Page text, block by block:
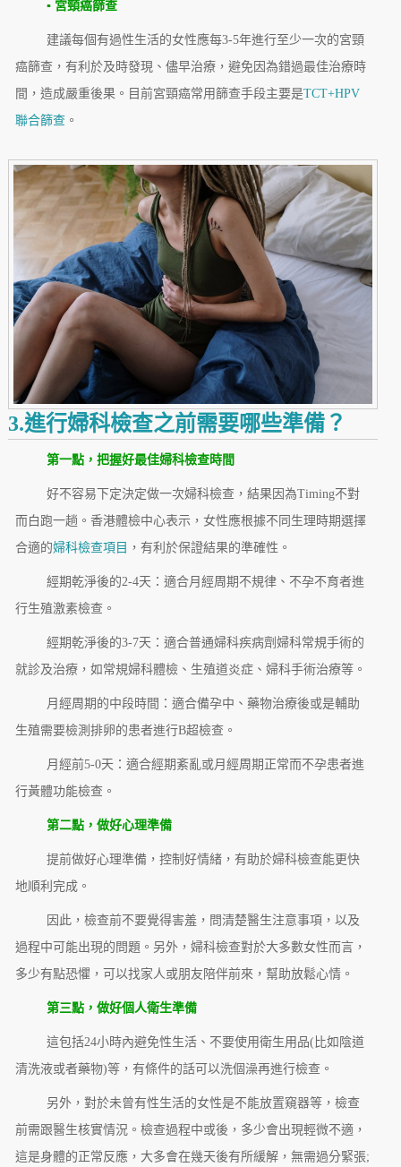
▪ 宮頸癌篩查
建議每個有過性生活的女性應每3-5年進行至少一次的宮頸
癌篩查，有利於及時發現、儘早治療，避免因為錯過最佳治療時
間，造成嚴重後果。目前宮頸癌常用篩查手段主要是TCT+HPV
聯合篩查。
3.進行婦科檢查之前需要哪些準備？
第一點，把握好最佳婦科檢查時間
好不容易下定決定做一次婦科檢查，結果因為Timing不對
而白跑一趟。香港體檢中心表示，女性應根據不同生理時期選擇
合適的婦科檢查項目 ，有利於保證結果的準確性。
經期乾淨後的2-4天：適合月經周期不規律、不孕不育者進
行生殖激素檢查。
經期乾淨後的3-7天：適合普通婦科疾病劑婦科常規手術的
就診及治療，如常規婦科體檢、生殖道炎症、婦科手術治療等。
月經周期的中段時間：適合備孕中、藥物治療後或是輔助
生殖需要檢測排卵的患者進行B超檢查。
月經前5-0天：適合經期紊亂或月經周期正常而不孕患者進
行黃體功能檢查。
第二點，做好心理準備
提前做好心理準備，控制好情緒，有助於婦科檢查能更快
地順利完成。
因此，檢查前不要覺得害羞，問清楚醫生注意事項，以及
過程中可能出現的問題。另外，婦科檢查對於大多數女性而言，
多少有點恐懼，可以找家人或朋友陪伴前來，幫助放鬆心情。
第三點，做好個人衛生準備
這包括24小時內避免性生活、不要使用衛生用品(比如陰道
清洗液或者藥物)等，有條件的話可以洗個澡再進行檢查。
另外，對於未曾有性生活的女性是不能放置窺器等，檢查
前需跟醫生核實情況。檢查過程中或後，多少會出現輕微不適，
這是身體的正常反應，大多會在幾天後有所緩解，無需過分緊張;